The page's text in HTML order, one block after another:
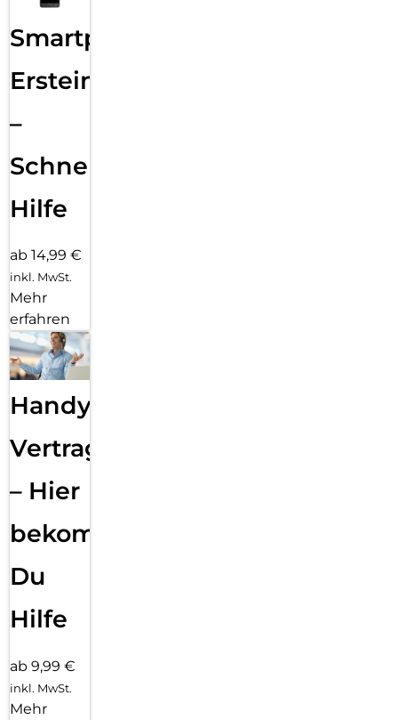
Smartphone
Ersteinrichtung
–
Schnelle
Hilfe
ab 14,99 €
inkl. MwSt.
Mehr
erfahren
Handy
Vertragsabwicklung
– Hier
bekommst
Du
Hilfe
ab 9,99 €
inkl. MwSt.
Mehr